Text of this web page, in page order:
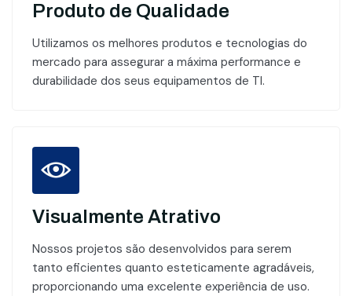
Produto de Qualidade
Utilizamos os melhores produtos e tecnologias do
mercado para assegurar a máxima performance e
durabilidade dos seus equipamentos de TI.
Visualmente Atrativo
Nossos projetos são desenvolvidos para serem
tanto eficientes quanto esteticamente agradáveis,
proporcionando uma excelente experiência de uso.